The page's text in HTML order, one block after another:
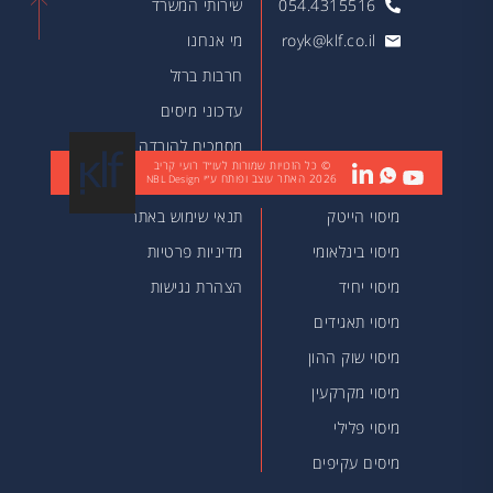
054.4315516
royk@klf.co.il
שירותי המשרד
מי אנחנו
חרבות ברזל
עדכוני מיסים
מסמכים להורדה
מאמרים
מיסוי הייטק
מיסוי בינלאומי
מיסוי יחיד
מיסוי תאגידים
מיסוי שוק ההון
מיסוי מקרקעין
מיסוי פלילי
מיסים עקיפים
תנאי שימוש באתר
מדיניות פרטיות
הצהרת נגישות
© כל הזכויות שמורות לעו״ד רועי קריב
2026 האתר עוצב ופותח ע״י NBL Design